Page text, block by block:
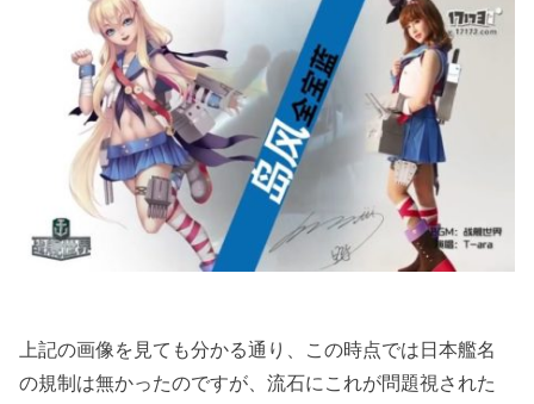
上記の画像を見ても分かる通り、この時点では日本艦名
の規制は無かったのですが、流石にこれが問題視された